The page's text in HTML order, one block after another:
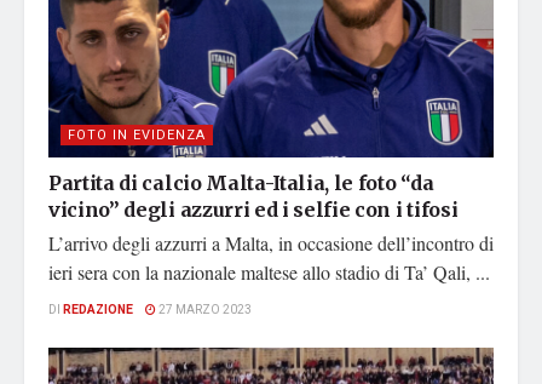
FOTO IN EVIDENZA
Partita di calcio Malta-Italia, le foto “da
vicino” degli azzurri ed i selfie con i tifosi
L’arrivo degli azzurri a Malta, in occasione dell’incontro di
ieri sera con la nazionale maltese allo stadio di Ta’ Qali, ...
DI REDAZIONE 27 MARZO 2023